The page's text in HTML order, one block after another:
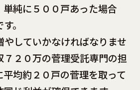
単純に５００戸あった場合
。
やしていかなければなりませ
７２０万の菅理受託専門の担
平均約２０戸の菅理を取って